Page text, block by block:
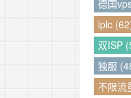
德国
iplc
双ISP
独服
不限流